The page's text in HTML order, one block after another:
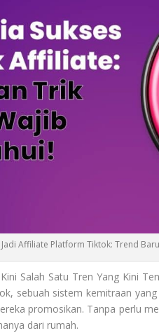
Jadi Affiliate Platform Tiktok: Trend
Salah Satu Tren Yang Kini
sebuah sistem kemitraan
promosikan. Tanpa perlu
dari rumah.